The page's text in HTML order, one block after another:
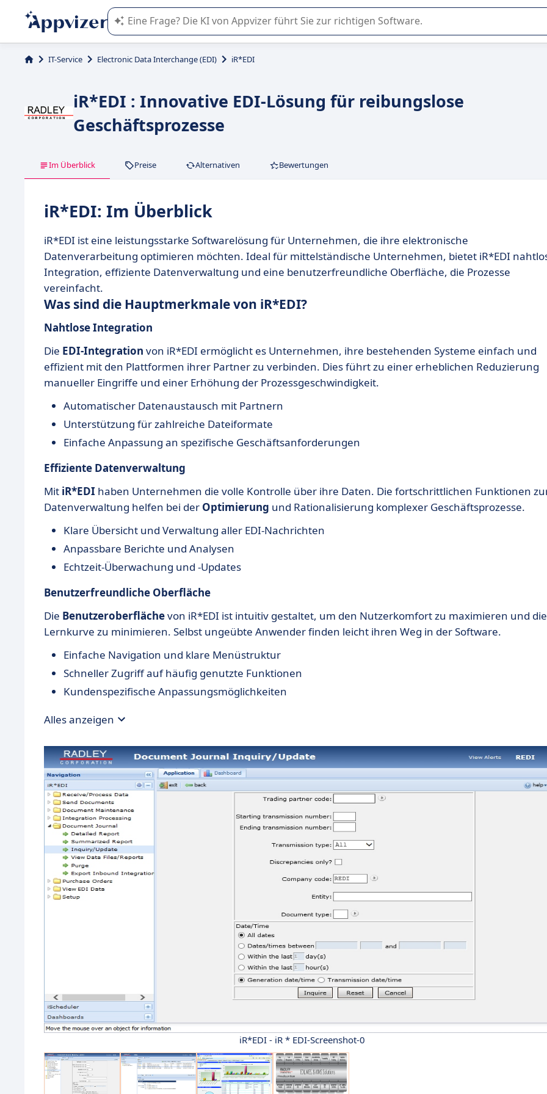
Die KI von Appvizer führt Sie bei der Nutzung oder Auswahl von SaaS-Software in Unternehmen.
IT-Service Electronic Data Interchange (EDI) iR*EDI
iR*EDI : Innovative EDI-Lösung für reibungslose
Geschäftsprozesse
Im Überblick Preise Alternativen Bewertungen
iR*EDI: Im Überblick
iR*EDI ist eine leistungsstarke Softwarelösung für Unternehmen, die ihre elektronische
Datenverarbeitung optimieren möchten. Ideal für mittelständische Unternehmen, bietet iR*EDI
Integration, effiziente Datenverwaltung und eine benutzerfreundliche Oberfläche, die Prozesse
vereinfacht.
Was sind die Hauptmerkmale von iR*EDI?
Nahtlose Integration
Die EDI-Integration von iR*EDI ermöglicht es Unternehmen, ihre bestehenden Systeme einfach und
effizient mit den Plattformen ihrer Partner zu verbinden. Dies führt zu einer erheblichen Reduzierung
manueller Eingriffe und einer Erhöhung der Prozessgeschwindigkeit.
Automatischer Datenaustausch mit Partnern
Unterstützung für zahlreiche Dateiformate
Einfache Anpassung an spezifische Geschäftsanforderungen
Effiziente Datenverwaltung
Mit iR*EDI haben Unternehmen die volle Kontrolle über ihre Daten. Die fortschrittlichen Funktionen
Datenverwaltung helfen bei der Optimierung und Rationalisierung komplexer Geschäftsprozesse.
Klare Übersicht und Verwaltung aller EDI-Nachrichten
Anpassbare Berichte und Analysen
Echtzeit-Überwachung und -Updates
Benutzerfreundliche Oberfläche
Die Benutzeroberflächevon iR*EDI ist intuitiv gestaltet, um den Nutzerkomfort zu maximieren und die
Lernkurve zu minimieren. Selbst ungeübte Anwender finden leicht ihren Weg in der Software.
Einfache Navigation und klare Menüstruktur
Schneller Zugriff auf häufig genutzte Funktionen
Kundenspezifische Anpassungsmöglichkeiten
Alles anzeigen
iR*EDI - iR * EDI-Screenshot-0